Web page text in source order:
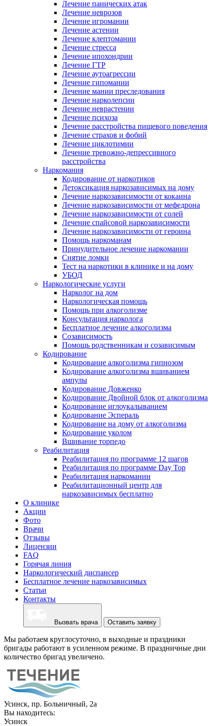
Лечение панических атак
Лечение неврозов
Лечение игромании
Лечение астении
Лечение клептомании
Лечение стресса
Лечение ипохондрии
Лечение ГТР
Лечение аутоагрессии
Лечение гипомании
Лечение мании преследования
Лечение нарколепсии
Лечение неврастении
Лечение психоза
Лечение расстройства пищевого поведения
Лечение страхов и фобий
Лечение циклотимии
Лечение тревожно-депрессивного
расстройства
Наркомания
Кодирование от наркотиков
Детоксикация наркозависимых на дому
Лечение наркозависимости от кокаина
Лечение наркозависимости от мефедрона
Лечение наркозависимости от солей
Лечение спайсовой наркозависимости
Лечение наркозависимости от героина
Помощь наркоманам
Принудительное лечение наркомании
Снятие ломки
Тест на наркотики в клинике и на дому
УБОД
Наркологические услуги
Нарколог на дом
Наркологическая помощь
Помощь при алкоголизме
Консультация нарколога
Бесплатное лечение алкоголизма
Созависимость
Помощь родственникам и созависимым
Кодирование
Кодирование алкоголизма гипнозом
Кодирование алкоголизма вшиванием
ампулы
Кодирование Довженко
Кодирование Двойной блок от алкоголизма
Кодирование иглоукалыванием
Кодирование Эспераль
Кодирование на дому от алкоголизма
Кодирование уколом
Вшивание торпедо
Реабилитация
Реабилитация по программе 12 шагов
Реабилитация по программе Day Top
Реабилитация наркомании
Реабилитационный центр для
наркозависимых бесплатно
О клинике
Акции
Фото
Врачи
Отзывы
Лицензии
FAQ
Горячая линия
Наркологический диспансер
Бесплатное лечение наркозависимых
Статьи
Контакты
Вызвать врача Оставить заявку
Мы работаем круглосуточно, в выходные и праздники
бригады работают в усиленном режиме. В праздничные дни
количество бригад увеличено.
Усинск, пр. Больничный, 2а
Вы находитесь:
Усинск